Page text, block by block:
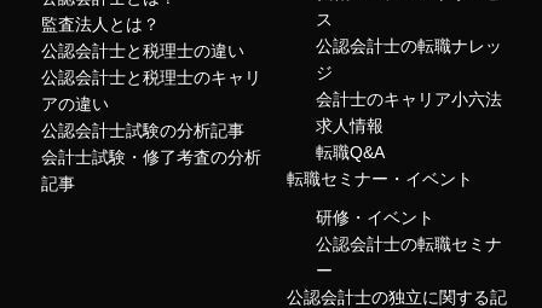
監査法人とは？
公認会計士と税理士の違い
公認会計士と税理士のキャリ
アの違い
公認会計士試験の分析記事
会計士試験・修了考査の分析
記事
ス
公認会計士の転職ナレッ
ジ
会計士のキャリア小六法
求人情報
転職Q&A
転職セミナー・イベント
研修・イベント
公認会計士の転職セミナ
ー
公認会計士の独立に関する記